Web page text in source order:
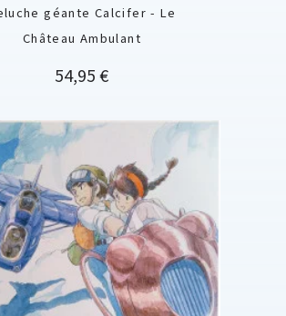
géante Calcifer - Le
Château Ambulant
Prix
54,95 €